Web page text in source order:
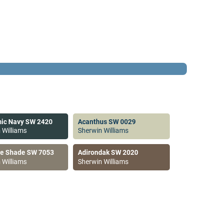
Navy SW 2420
Williams
Acanthus SW 0029
Sherwin Williams
Shade SW 7053
Williams
Adirondak SW 2020
Sherwin Williams